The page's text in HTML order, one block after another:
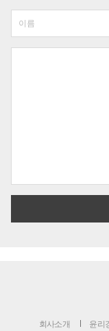
회사소개 윤리